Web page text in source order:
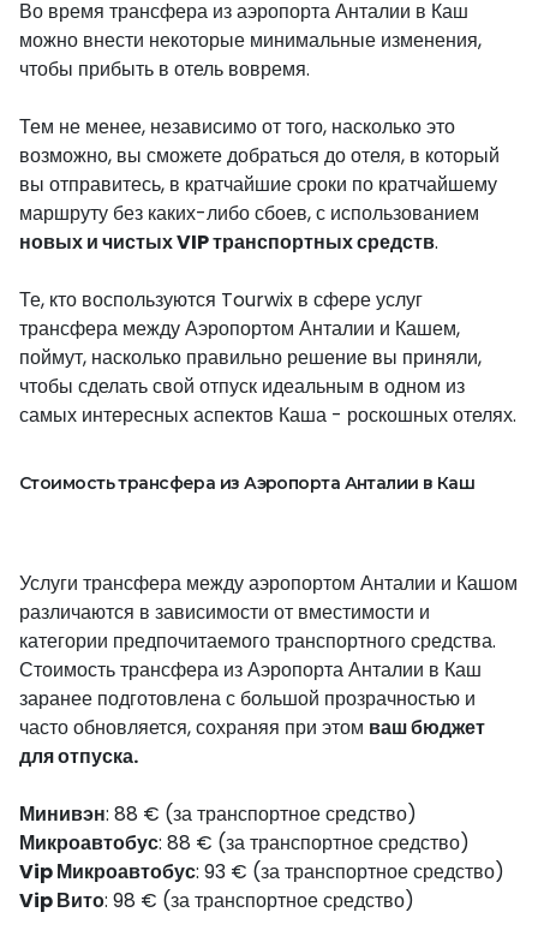
Во время трансфера из аэропорта Анталии в Каш
можно внести некоторые минимальные изменения,
чтобы прибыть в отель вовремя.
Тем не менее, независимо от того, насколько это
возможно, вы сможете добраться до отеля, в который
вы отправитесь, в кратчайшие сроки по кратчайшему
маршруту без каких-либо сбоев, с использованием
новых и чистых VIP транспортных средств.
Те, кто воспользуются Tourwix в сфере услуг
трансфера между Аэропортом Анталии и Кашем,
поймут, насколько правильно решение вы приняли,
чтобы сделать свой отпуск идеальным в одном из
самых интересных аспектов Каша - роскошных отелях.
Стоимость трансфера из Аэропорта Анталии в Каш
Услуги трансфера между аэропортом Анталии и Кашом
различаются в зависимости от вместимости и
категории предпочитаемого транспортного средства.
Стоимость трансфера из Аэропорта Анталии в Каш
заранее подготовлена с большой прозрачностью и
часто обновляется, сохраняя при этом ваш бюджет
для отпуска.
Минивэн: 88 € (за транспортное средство)
Микроавтобус: 88 € (за транспортное средство)
Vip Микроавтобус: 93 € (за транспортное средство)
Vip Вито: 98 € (за транспортное средство)